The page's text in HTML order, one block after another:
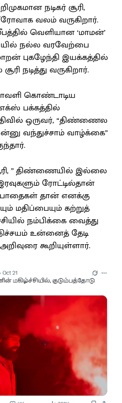
நடிகர் சூரி,
வலம் வருகிறார்.
வெளியான ‘மாமன்’
நல்ல வரவேற்பை
புகழேந்தி இயக்கத்தில்
நடித்து வருகிறார்.
கொண்டாடிய
பக்கத்தில்
ஒருவர், “திண்ணைல
வந்துச்சாம் வாழ்க்கை”
” திண்ணையில் இல்லை
ரோட்டில்தான்
தான் எனக்கு
மதிப்பையும் கற்றுத்
நம்பிக்கை வைத்து
உன்னைத் தேடி
கூறியுள்ளார்.